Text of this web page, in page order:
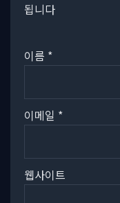
됩니다
이름 *
이메일 *
웹사이트